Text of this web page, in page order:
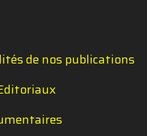
de nos publications